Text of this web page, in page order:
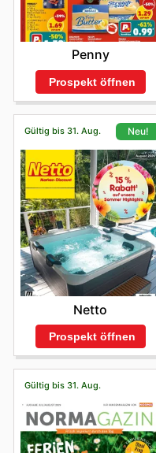
Penny
Prospekt öffnen
Gültig bis 31. Aug. Neu!
Netto
Prospekt öffnen
Gültig bis 31. Aug.